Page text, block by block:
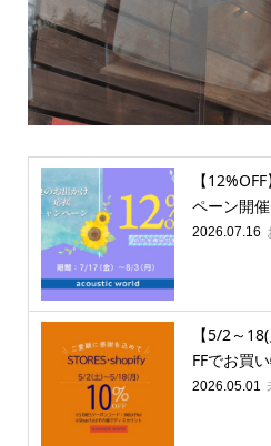
【
ペーン開
2026.07.16
【5/2～
FFでお買
2026.05.01